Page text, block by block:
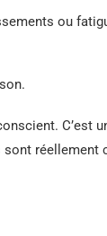
ou
C’est
réellement